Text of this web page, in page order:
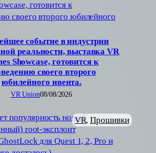
событие в индустрии
реальности, выставка VR
Showcase, готовится к
своего второго
юбилейного ивента.
VR Union08/08/2026
VR, Прошивки